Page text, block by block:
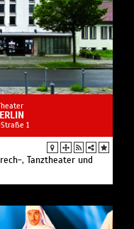
1
, Tanztheater und